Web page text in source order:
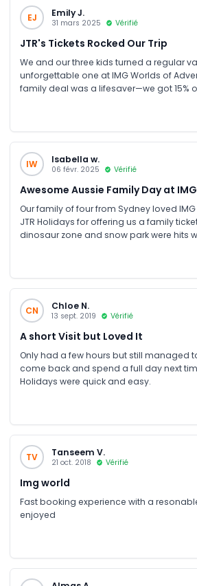
EJ Emily J.
31 mars 2025 Vérifié
JTR's Tickets Rocked Our Trip
We and our three kids turned a regular
unforgettable one at IMG Worlds of
family deal was a lifesaver—we got 15%
IW Isabella w.
06 févr. 2025 Vérifié
Awesome Aussie Family Day at
Our family of four from Sydney loved
JTR Holidays for offering us a family
dinosaur zone and snow park were hits
CN Chloe N.
13 sept. 2019 Vérifié
A short Visit but Loved It
Only had a few hours but still managed
come back and spend a full day next
Holidays were quick and easy.
TV Tanseem V.
21 oct. 2018 Vérifié
Img world
Fast booking experience with a
enjoyed